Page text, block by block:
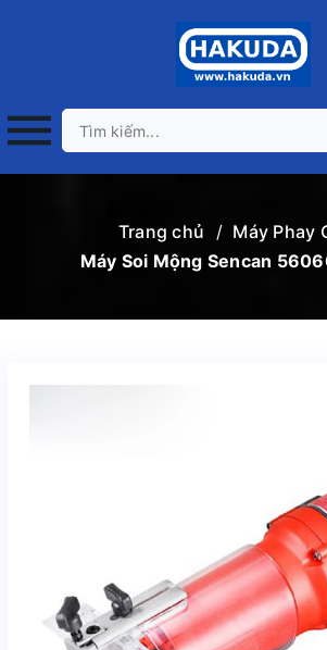
Trang chủ / Máy Phay
Máy Soi Mộng Sencan